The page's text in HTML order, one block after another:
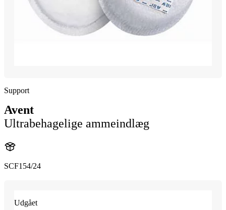
Support
Avent
Ultrabehagelige ammeindlæg
SCF154/24
Udgået